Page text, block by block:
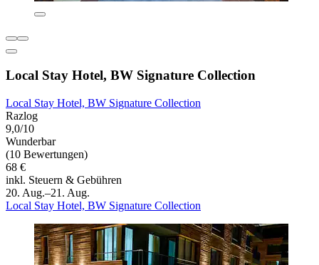
Local Stay Hotel, BW Signature Collection
Local Stay Hotel, BW Signature Collection
Razlog
9,0/10
Wunderbar
(10 Bewertungen)
68 €
inkl. Steuern & Gebühren
20. Aug.–21. Aug.
Local Stay Hotel, BW Signature Collection